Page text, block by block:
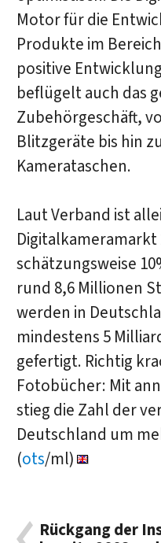
Motor für die
Produkte im
positive
beflügelt auch das
Zubehörgeschäft,
Blitzgeräte bis hin
Kamerataschen.
Laut Verband ist
Digitalkameramarkt
schätzungsweise
rund 8,6 Millionen
werden in
mindestens 5
gefertigt. Richtig
Fotobücher: Mit
stieg die Zahl der
Deutschland um
(ots/ml)
Rückgang der